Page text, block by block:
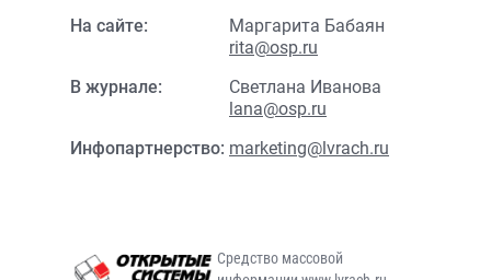
На сайте:
Маргарита Бабаян
rita@osp.ru
В журнале:
Светлана Иванова
lana@osp.ru
Инфопартнерство: marketing@lvrach.ru
Средство массовой